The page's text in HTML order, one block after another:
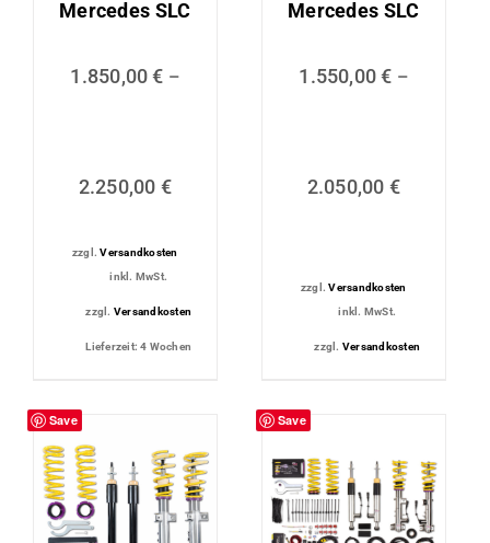
Mercedes SLC
1.850,00€ –
2.250,00 €
zzgl.Versandkosten
inkl. MwSt.
zzgl. Versandkosten
Lieferzeit:4 Wochen
Mercedes SLC
1.550,00€ –
2.050,00 €
zzgl.Versandkosten
inkl. MwSt.
zzgl. Versandkosten
Save Save